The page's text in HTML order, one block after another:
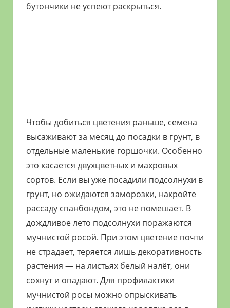
бутончики не успеют раскрыться.
Чтобы добиться цветения раньше, семена
высаживают за месяц до посадки в грунт, в
отдельные маленькие горшочки. Особенно
это касается двухцветных и махровых
сортов. Если вы уже посадили подсолнухи в
грунт, но ожидаются заморозки, накройте
рассаду спанбондом, это не помешает. В
дождливое лето подсолнухи поражаются
мучнистой росой. При этом цветение почти
не страдает, теряется лишь декоративность
растения — на листьях белый налёт, они
сохнут и опадают. Для профилактики
мучнистой росы можно опрыскивать